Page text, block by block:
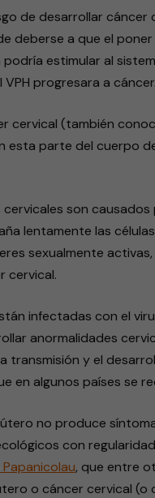
de desarrollar cáncer
deberse a que el
estimular al
progresara a cáncer.
cervical (también
esta parte del cuerpo
son
lentamente las
sexualmente
cervical.
infectadas con el
anormalidades
transmisión y el
en algunos países se
no produce
con
, que entre
o cáncer cervical (o